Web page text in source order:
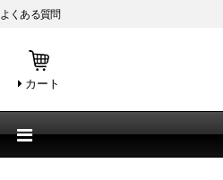
よくある質問
カート